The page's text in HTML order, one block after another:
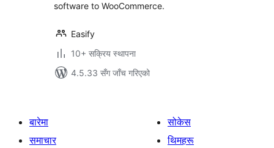
software to WooCommerce.
Easify
10+ सक्रिय स्थापना
4.5.33 सँग जाँच गरिएको
बारेमा
समाचार
सोकेस
थिमहरू